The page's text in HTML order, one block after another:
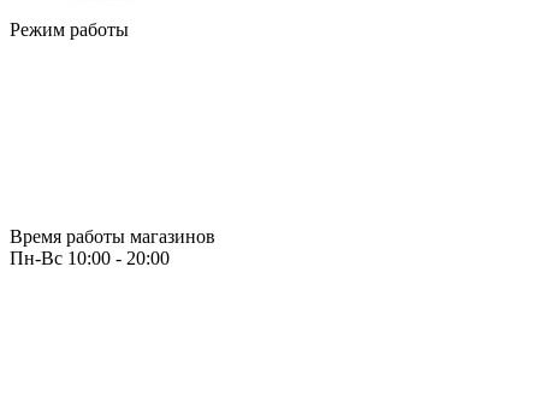
Режим работы
Время работы магазинов
Пн-Вс 10:00 - 20:00